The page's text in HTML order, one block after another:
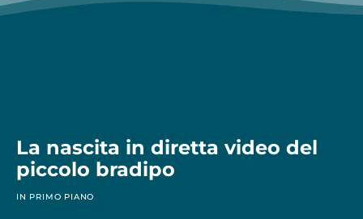
La nascita in diretta video del
piccolo bradipo
IN PRIMO PIANO